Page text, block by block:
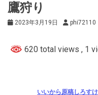
鷹狩り
2023年3月19日 phi72110
620 total views , 1
いいから原稿しろす